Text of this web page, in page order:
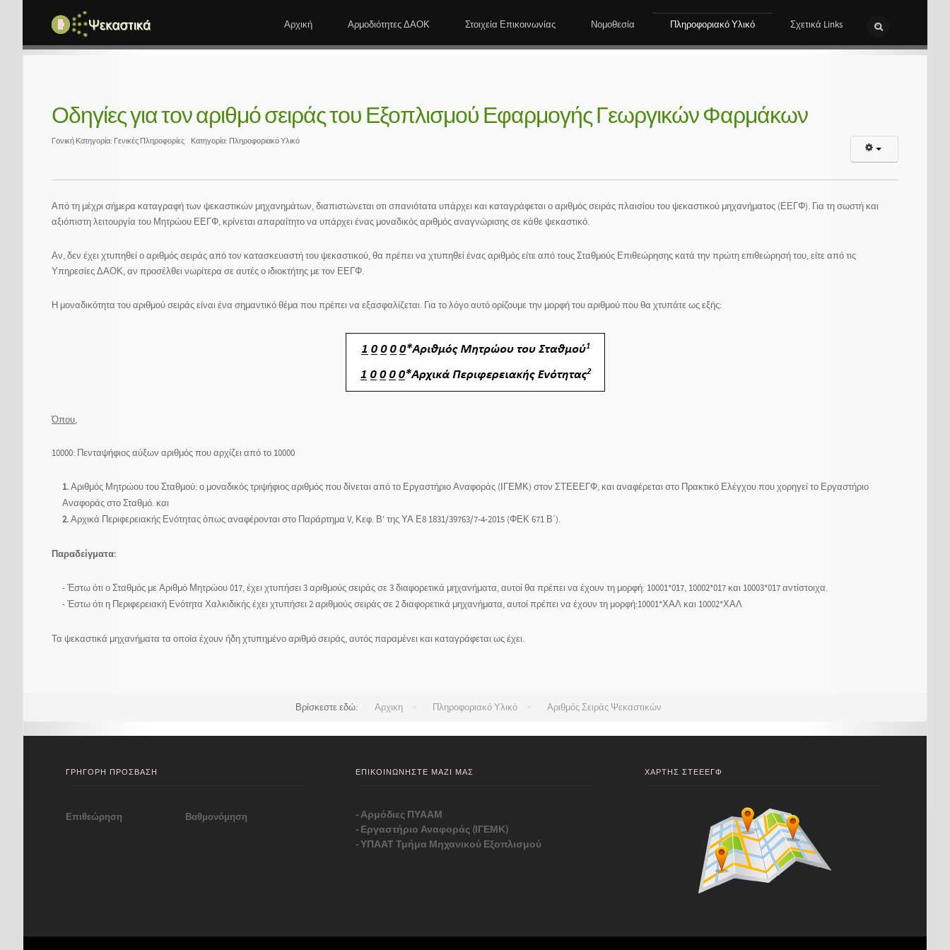
Αρχική Αρμοδιότητες ΔΑΟΚ Στοιχεία Επικοινωνίας Νομοθεσία Πληροφοριακό Υλικό Σχετικά Links
Οδηγίες για τον αριθμό σειράς του Εξοπλισμού Εφαρμογής Γεωργικών Φαρμάκων
Γονική Κατηγορία: Γενικές Πληροφορίες Κατηγορία: Πληροφοριακό Υλικό
Από τη μέχρι σήμερα καταγραφή των ψεκαστικών μηχανημάτων, διαπιστώνεται οτι σπανιότατα υπάρχει και καταγράφεται ο αριθμός σειράς πλαισίου του ψεκαστικού μηχανήματος (ΕΕΓΦ). Για τη σωστή και
αξιόπιστη λειτουργία του Μητρώου ΕΕΓΦ, κρίνεται απαραίτητο να υπάρχει ένας μοναδικός αριθμός αναγνώρισης σε κάθε ψεκαστικό.
Αν, δεν έχει χτυπηθεί ο αριθμός σειράς από τον κατασκευαστή του ψεκαστικού, θα πρέπει να χτυπηθεί ένας αριθμός είτε από τους Σταθμούς Επιθεώρησης κατά την πρώτη επιθεώρησή του, είτε από τις
Υπηρεσίες ΔΑΟΚ, αν προσέλθει νωρίτερα σε αυτές ο ιδιοκτήτης με τον ΕΕΓΦ.
Η μοναδικότητα του αριθμού σειράς είναι ένα σημαντικό θέμα που πρέπει να εξασφαλίζεται. Για το λόγο αυτό ορίζουμε την μορφή του αριθμού που θα χτυπάτε ως εξής:
Όπου
10000: Πενταψήφιος αύξων αριθμός που αρχίζει από το 10000
1. Αριθμός Μητρώου του Σταθμού: ο μοναδικός τριψήφιος αριθμός που δίνεται από το Εργαστήριο Αναφοράς (ΙΓΕΜΚ) στον ΣΤΕΕΕΓΦ, και αναφέρεται στο Πρακτικό Ελέγχου που χορηγεί το Εργαστήριο
Αναφοράς στο Σταθμό. και
2. Αρχικά Περιφερειακής Ενότητας όπως αναφέρονται στο Παράρτημα V, Κεφ. Β' της ΥΑ Ε8 1831/39763/7-4-2015 (ΦΕΚ 671 Β΄).
Παραδείγματα:
- Έστω ότι ο Σταθμός με Αριθμό Μητρώου 017, έχει χτυπήσει 3 αριθμούς σειράς σε 3 διαφορετικά μηχανήματα, αυτοί θα πρέπει να έχουν τη μορφή: 10001*017, 10002*017 και 10003*017 αντίστοιχα.
- Έστω ότι η Περιφερειακή Ενότητα Χαλκιδικής έχει χτυπήσει 2 αριθμούς σειράς σε 2 διαφορετικά μηχανήματα, αυτοί πρέπει να έχουν τη μορφή:10001*ΧΑΛ και 10002*ΧΑΛ
Τα ψεκαστικά μηχανήματα τα οποία έχουν ήδη χτυπημένο αριθμό σειράς, αυτός παραμένει και καταγράφεται ως έχει.
Βρίσκεστε εδώ: Αρχικη > Πληροφοριακό Υλικό > Αριθμός Σειράς Ψεκαστικών
ΓΡΗΓΟΡΗ ΠΡΟΣΒΑΣΗ
Επιθεώρηση Βαθμονόμηση
ΕΠΙΚΟΙΝΩΝΗΣΤΕ ΜΑΖΙ ΜΑΣ
-Αρμόδιες ΠΥΑΑΜ
-Εργαστήριο Αναφοράς (ΙΓΕΜΚ)
-ΥΠΑΑΤ Τμήμα Μηχανικού Εξοπλισμού
ΧΑΡΤΗΣ ΣΤΕΕΕΓΦ